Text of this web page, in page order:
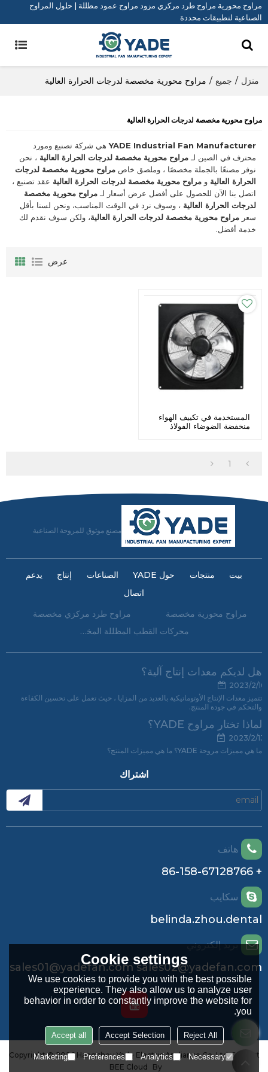
مراوح محورية مراوح طرد مركزي مزود مراوح عمود مظللة | حلول المراوح
الصناعية لتطبيقات محددة
منزل / جميع / مراوح محورية مخصصة لدرجات الحرارة العالية
مراوح محورية مخصصة لدرجات الحرارة العالية
YADE Industrial Fan Manufacturerهي شركة تصنيع ومورد
محترف في الصين لـ مراوح محورية مخصصة لدرجات الحرارة العالية ، نحن
نوفر مصنعًا بالجملة مخصصًا ، وملصق خاص مراوح محورية مخصصة لدرجات
الحرارة العالية و مراوح محورية مخصصة لدرجات الحرارة العالية عقد تصنيع ،
اتصل بنا الآن للحصول على أفضل عرض أسعار لـ مراوح محورية مخصصة
لدرجات الحرارة العالية ، وسوف نرد في الوقت المناسب، ونحن لسنا بأقل
سعر مراوح محورية مخصصة لدرجات الحرارة العالية، ولكن سوف نقدم لك
خدمة أفضل.
عرض
المستخدمة في تكييف الهواء
منخفضة الضوضاء الفولاذ
1
مصنع موثوق للمروحة الصناعية
بيت منتجات حول YADE الصناعات إنتاج
يدعم
اتصال
مراوح محورية مخصصة
مراوح طرد مركزي مخصصة
محركات القطب المظللة المخصصة
هل لديكم معدات إنتاج آلية؟
2023/2/16
تتميز معدات الإنتاج الأوتوماتيكية بالعديد من المزايا ، حيث تعمل على تحسين الكفاءة
والتحكم في جودة المنتج.
لماذا تختار مراوح YADE؟
2023/2/13
ما هي مميزات مروحة YADE؟ ما هي مميزات المنتج؟
اشتراك
هاتف
+ 86-158-67128766
سكايب
belinda.zhou.dental
بريد إلكتروني
sales01@yadefan.com sales02@yadefan.com
Copyright © 2026 Hangzhou Yade Electric Appliance Co.,Ltd.Support
By
BEE Cloud
Cookie settings
We use cookies to provide you with the best possible
experience. They also allow us to analyze user
behavior in order to constantly improve the website for
you.
Reject All
Accept Selection
Accept all
Necessary
Analytics
Preferences
Marketing